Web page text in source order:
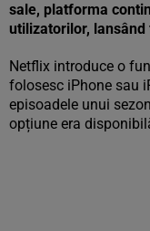
sale, platforma
utilizatorilor,
Netflix introduce o
folosesc iPhone sau
episoadele unui
opțiune era